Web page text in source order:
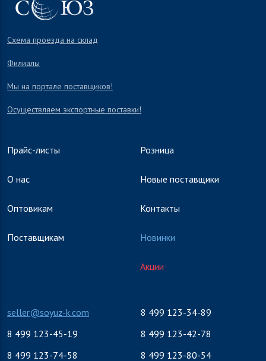
Схема проезда на склад
Филиалы
Мы на портале поставщиков!
Осуществляем экспортные поставки!
Прайс-листы
О нас
Оптовикам
Поставщикам
Розница
Новые поставщики
Контакты
Новинки
Акции
seller@soyuz-k.com
8 499 123-34-89
8 499 123-45-19
8 499 123-42-78
8 499 123-74-58
8 499 123-80-54